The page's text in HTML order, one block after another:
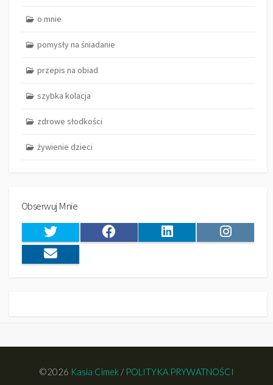
o mnie
pomysły na śniadanie
przepis na obiad
szybka kolacja
zdrowe słodkości
żywienie dzieci
Obserwuj Mnie
©2026 Kasia Cimek/ POLITYKA PRYWATNOŚCI